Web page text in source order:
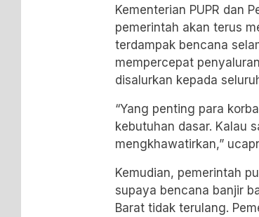
Kementerian PUPR dan
pemerintah akan terus
terdampak bencana
mempercepat
disalurkan kepada
“Yang penting para
kebutuhan dasar. Kalau
mengkhawatirkan,”
Kemudian, pemerintah
supaya bencana banjir
Barat tidak terulang.